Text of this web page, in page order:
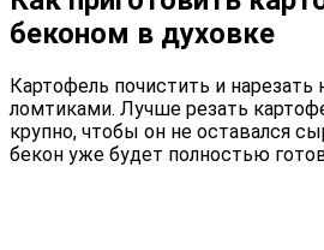
беконом в духовке
Картофель почистить и
ломтиками. Лучше резать
крупно, чтобы он не оставался
бекон уже будет полностью